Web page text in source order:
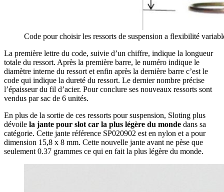
Code pour choisir les ressorts de suspension a flexibilité
La première lettre du code, suivie d’un chiffre, indique la longueur
totale du ressort. Après la première barre, le numéro indique le
diamètre interne du ressort et enfin après la dernière barre c’est le
code qui indique la dureté du ressort. Le dernier nombre précise
l’épaisseur du fil d’acier. Pour conclure ses nouveaux ressorts sont
vendus par sac de 6 unités.
En plus de la sortie de ces ressorts pour suspension, Sloting plus
dévoile la jante pour slot car la plus légère du monde dans sa
catégorie. Cette jante référence SP020902 est en nylon et a pour
dimension 15,8 x 8 mm. Cette nouvelle jante avant ne pèse que
seulement 0.37 grammes ce qui en fait la plus légère du monde.